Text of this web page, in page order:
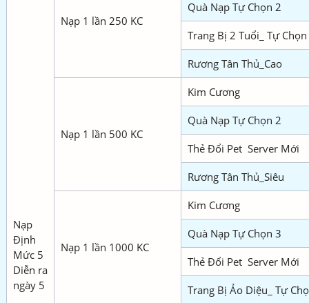
Nạp
Định
Mức 5
Diễn ra
ngày 5
Nạp 1 lần 250 KC
Quà Nạp Tự Chọn 2
Trang Bị 2 Tuổi_ Tự Chọn
Rương Tân Thủ_Cao
Nạp 1 lần 500 KC
Kim Cương
Quà Nạp Tự Chọn 2
Thẻ Đổi Pet Server Mới
Rương Tân Thủ_Siêu
Nạp 1 lần 1000 KC
Kim Cương
Quà Nạp Tự Chọn 3
Thẻ Đổi Pet Server Mới
Trang Bị Ảo Diệu_ Tự